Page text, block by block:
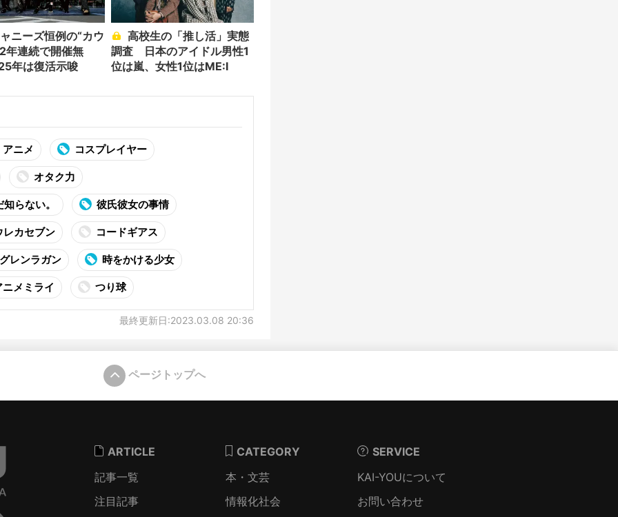
年連続で開催無
年は復活示唆
調査 日本のアイドル男性1
位は嵐、女性1位はME:I
アニメ コスプレイヤー
オタク力
らない。 彼氏彼女の事情
レカセブン コードギアス
レンラガン 時をかける少女
ニメミライ つり球
最終更新日:2023.03.08 20:36
ページトップへ
ARTICLE
記事一覧
注目記事
CATEGORY
本・文芸
情報化社会
SERVICE
KAI-YOUについて
お問い合わせ